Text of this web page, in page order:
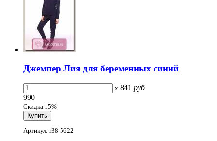
Джемпер Лия для беременных синий
x 841 руб
990
Скидка 15%
Артикул: r38-5622